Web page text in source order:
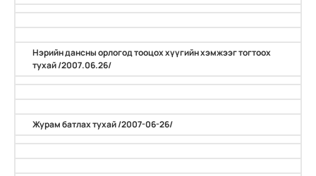
Нэрийн дансны орлогод тооцох хүүгийн хэмжээг тогтоох
тухай /2007.06.26/
Журам батлах тухай /2007-06-26/